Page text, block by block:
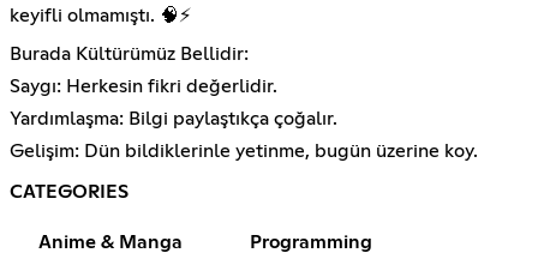
keyifli olmamıştı. 🧠⚡
Burada Kültürümüz Bellidir:
Saygı: Herkesin fikri değerlidir.
Yardımlaşma: Bilgi paylaştıkça çoğalır.
Gelişim: Dün bildiklerinle yetinme, bugün üzerine koy.
CATEGORIES
Anime & Manga Programming